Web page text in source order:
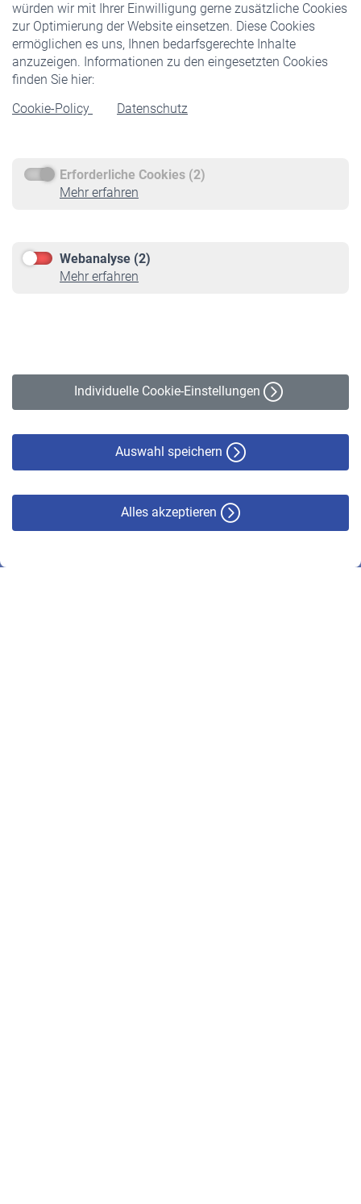
würden wir mit Ihrer Einwilligung gerne zusätzliche Cookies
zur Optimierung der Website einsetzen. Diese Cookies
ermöglichen es uns, Ihnen bedarfsgerechte Inhalte
anzuzeigen. Informationen zu den eingesetzten Cookies
finden Sie hier:
Cookie-Policy
Datenschutz
Erforderliche Cookies (2)
Mehr erfahren
Webanalyse (2)
Mehr erfahren
Individuelle Cookie-Einstellungen
Auswahl speichern
Alles akzeptieren
Veranstaltungen
Rentner
Rentenbeginn
Rente beantragen
Service
Informationen
Online-Rechner
VBLnewsletter
Erklärung zur Barrierefreiheit
© VBL 2026